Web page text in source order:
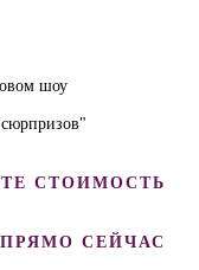
шоу
СТОИМОСТЬ
СЕЙЧАС